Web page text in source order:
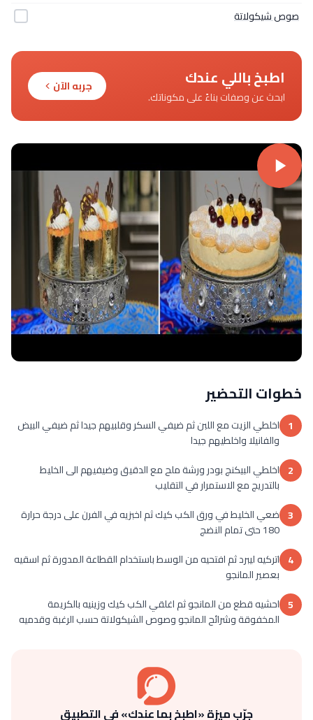
صوص شيكولاتة
اطبخ باللي عندك
ابحث عن وصفات بناءً على مكوناتك.
جربه الآن
خطوات التحضير
1 اخلطي الزيت مع اللبن ثم ضيفي السكر وقلبيهم جيدا ثم ضيفي البيض
والفانيلا واخلطيهم جيدا
2 اخلطي البيكنج بودر ورشة ملح مع الدقيق وضيفيهم الى الخليط
بالتدريج مع الاستمرار في التقليب
3 ضعي الخليط في ورق الكب كيك ثم اخبزيه في الفرن على درجة حرارة
180 حتى تمام النضج
4 اتركيه ليبرد ثم افتحيه من الوسط باستخدام القطاعة المدورة ثم اسقيه
بعصير المانجو
5 احشيه قطع من المانجو ثم اغلقي الكب كيك وزينيه بالكريمة
المخفوقة وشرائح المانجو وصوص الشيكولاتة حسب الرغبة وقدميه
جرّب ميزة «اطبخ بما عندك» في التطبيق